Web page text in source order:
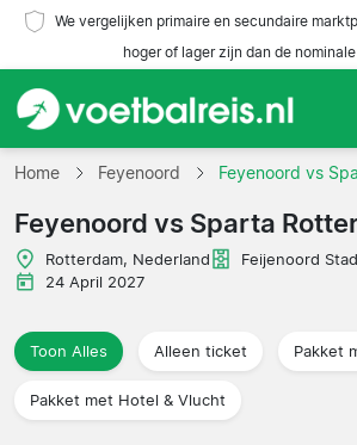
We vergelijken primaire en secundaire
hoger of lager zijn dan de
Home
Teams
Competities
Reisorganisaties
Home Feyenoord Feyenoord vs
Feyenoord vs Sparta
Rotterdam, Nederland Feijenoord
24 April 2027
Toon Alles Alleen ticket Pakket
Pakket met Hotel & Vlucht